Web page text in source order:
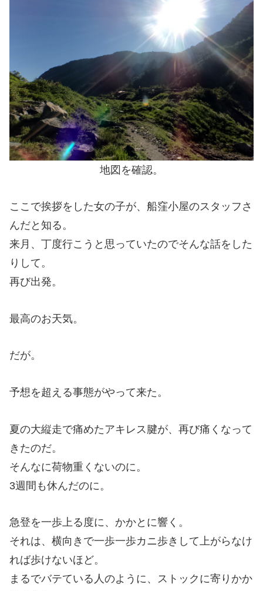
地図を確認。
ここで挨拶をした女の子が、船窪小屋のスタッフさ
んだと知る。
来月、丁度行こうと思っていたのでそんな話をした
りして。
再び出発。
最高のお天気。
だが。
予想を超える事態がやって来た。
夏の大縦走で痛めたアキレス腱が、再び痛くなって
きたのだ。
そんなに荷物重くないのに。
3週間も休んだのに。
急登を一歩上る度に、かかとに響く。
それは、横向きで一歩一歩カニ歩きして上がらなけ
れば歩けないほど。
まるでバテている人のように、ストックに寄りかか